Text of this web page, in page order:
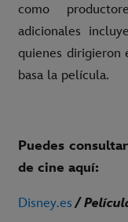
como
adicionales
quienes dirigieron
basa la película.
Puedes
de cine aquí:
Disney.es /